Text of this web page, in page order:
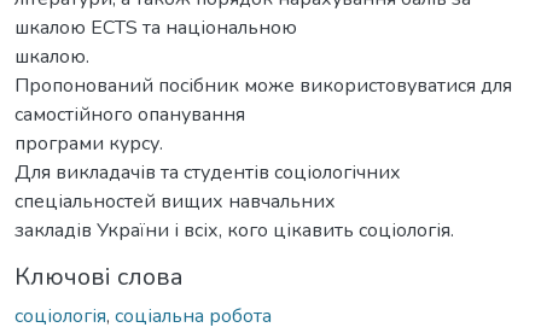
шкалою ECTS та національною
шкалою.
Пропонований посібник може використовуватися для
самостійного опанування
програми курсу.
Для викладачів та студентів соціологічних
спеціальностей вищих навчальних
закладів України і всіх, кого цікавить соціологія.
Ключові слова
соціологія, соціальна робота